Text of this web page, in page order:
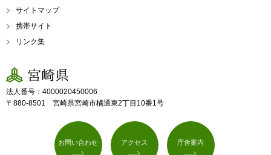
サイトマップ
携帯サイト
リンク集
宮崎県
法人番号：4000020450006
〒880-8501 宮崎県宮崎市橘通東2丁目10番1号
お問い合わせ アクセス 庁舎案内